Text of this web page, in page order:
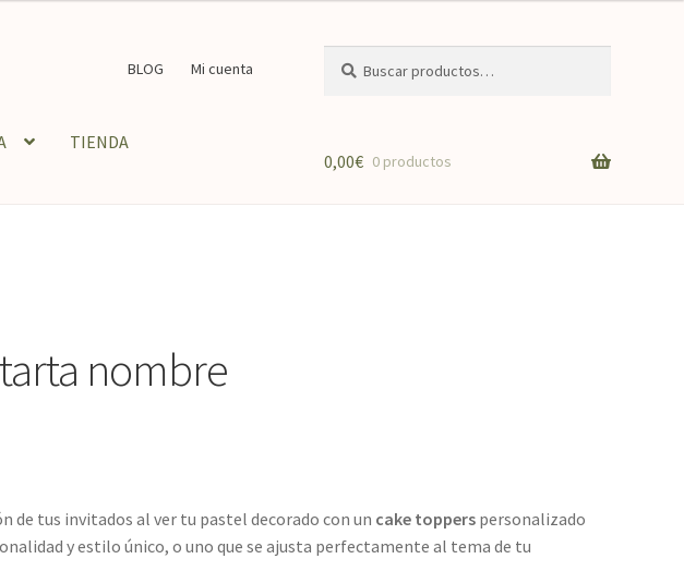
BLOG Mi cuenta
por:
TIENDA
0,00€ 0 productos
nombre
de tus invitados al ver tu pastel decorado con un cake toppers personalizado
y estilo único, o uno que se ajusta perfectamente al tema de tu